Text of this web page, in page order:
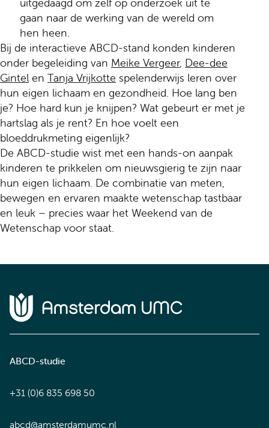
gaan naar de werking van de wereld om
hen heen.
Bij de interactieve ABCD-stand konden kinderen
onder begeleiding van Meike Vergeer, Dee-dee
Gintel en Tanja Vrijkotte spelenderwijs leren over
hun eigen lichaam en gezondheid. Hoe lang ben
je? Hoe hard kun je knijpen? Wat gebeurt er met je
hartslag als je rent? En hoe voelt een
bloeddrukmeting eigenlijk?
De ABCD-studie wist met een hands-on aanpak
kinderen te prikkelen om nieuwsgierig te zijn naar
hun eigen lichaam. De combinatie van meten,
bewegen en ervaren maakte wetenschap tastbaar
en leuk – precies waar het Weekend van de
Wetenschap voor staat.
ABCD-studie
+31 (0)6 835 698 50
abcd@amsterdamumc.nl